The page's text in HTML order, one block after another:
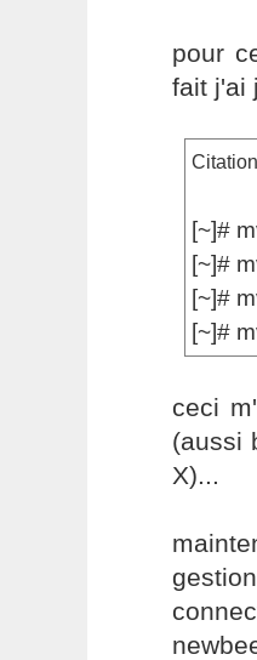
pour
fait j'ai
Citation
[~]#
[~]#
[~]#
[~]#
ceci
(aussi
X)...